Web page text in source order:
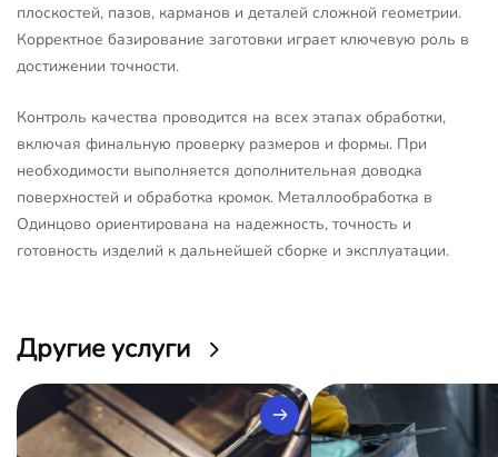
плоскостей, пазов, карманов и деталей сложной геометрии.
Корректное базирование заготовки играет ключевую роль в
достижении точности.
Контроль качества проводится на всех этапах обработки,
включая финальную проверку размеров и формы. При
необходимости выполняется дополнительная доводка
поверхностей и обработка кромок. Металлообработка в
Одинцово ориентирована на надежность, точность и
готовность изделий к дальнейшей сборке и эксплуатации.
Другие услуги